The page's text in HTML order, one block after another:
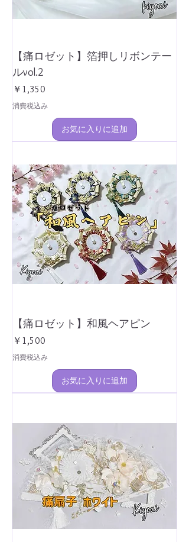
【痛ロゼット】箔押しリボンテー
ルvol.2
価格
￥1,350
消費税込み
お気に入りに追加
【痛ロゼット】和風ヘアピン
価格
￥1,500
消費税込み
お気に入りに追加